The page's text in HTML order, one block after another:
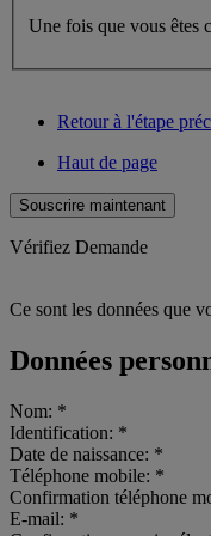
Une fois que vous êtes
Retour à l'étape
Haut de page
Vérifiez Demande
Ce sont les données que
Données
Nom: *
Identification: *
Date de naissance: *
Téléphone mobile: *
Confirmation téléphone
E-mail: *